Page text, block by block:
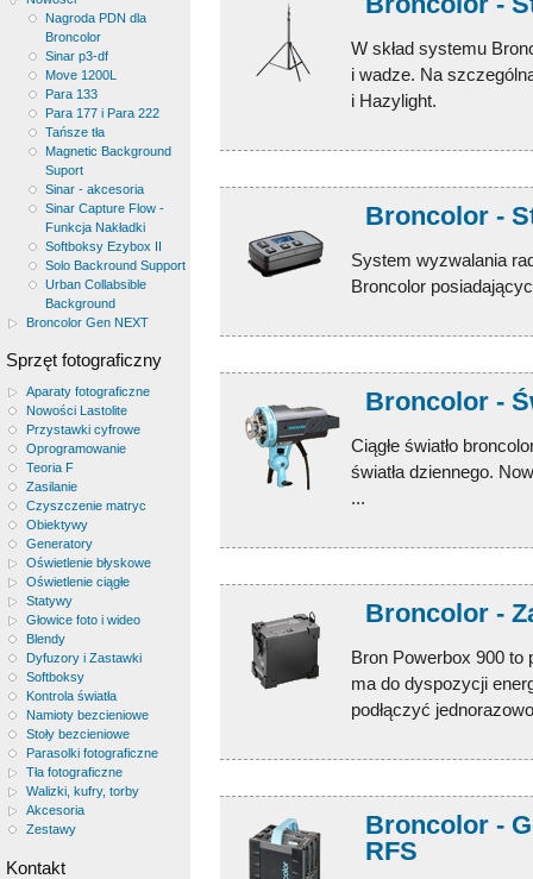
Nagroda PDN dla
Broncolor
Sinar p3-df
Move 1200L
Para 133
Para 177 i Para 222
Tańsze tła
Magnetic Background
Suport
Sinar - akcesoria
Sinar Capture Flow -
Funkcja Nakładki
Softboksy Ezybox II
Solo Backround Support
Urban Collabsible
Background
Broncolor Gen NEXT
Sprzęt fotograficzny
Aparaty fotograficzne
Nowości Lastolite
Przystawki cyfrowe
Oprogramowanie
Teoria F
Zasilanie
Czyszczenie matryc
Obiektywy
Generatory
Oświetlenie błyskowe
Oświetlenie ciągłe
Statywy
Głowice foto i wideo
Blendy
Dyfuzory i Zastawki
Softboksy
Kontrola światła
Namioty bezcieniowe
Stoły bezcieniowe
Parasolki fotograficzne
Tła fotograficzne
Walizki, kufry, torby
Akcesoria
Zestawy
Kontakt
W skład systemu
i wadze. Na
i Hazylight.
Broncolor -
System wyzwalania
Broncolor
Broncolor -
Ciągłe światło
światła dziennego.
...
Broncolor -
Bron Powerbox 900
ma do dyspozycji
podłączyć
Broncolor -
RFS